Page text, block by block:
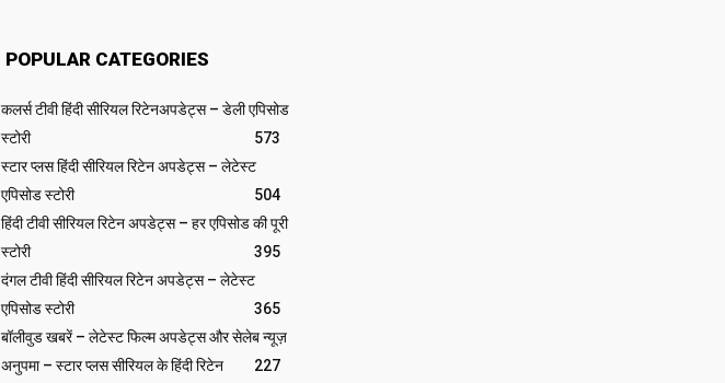
POPULAR CATEGORIES
कलर्स टीवी हिंदी सीरियल रिटेनअपडेट्स – डेली एपिसोड
स्टोरी
573
स्टार प्लस हिंदी सीरियल रिटेन अपडेट्स – लेटेस्ट
एपिसोड स्टोरी
504
हिंदी टीवी सीरियल रिटेन अपडेट्स – हर एपिसोड की पूरी
स्टोरी
395
दंगल टीवी हिंदी सीरियल रिटेन अपडेट्स – लेटेस्ट
एपिसोड स्टोरी
365
बॉलीवुड खबरें – लेटेस्ट फिल्म अपडेट्स और सेलेब न्यूज़
227
अनुपमा – स्टार प्लस सीरियल के हिंदी रिटेन